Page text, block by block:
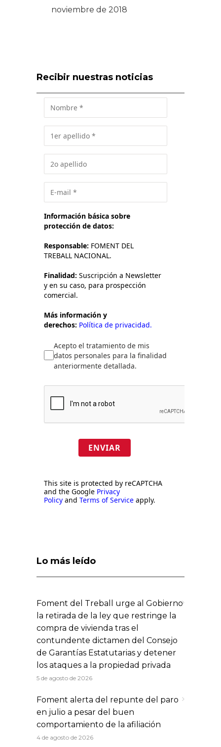
noviembre de 2018
Recibir nuestras noticias
Información básica sobre
protección de datos:
Responsable: FOMENT DEL
TREBALL NACIONAL.
Finalidad: Suscripción a Newsletter
y en su caso, para prospección
comercial.
Más información y
derechos: Política de privacidad.
Acepto el tratamiento de mis
datos personales para la finalidad
anteriormente detallada.
ENVIAR
This site is protected by reCAPTCHA
and the Google Privacy
Policy and Terms of Service apply.
Lo más leído
Foment del Treball urge al Gobierno
la retirada de la ley que restringe la
compra de vivienda tras el
contundente dictamen del Consejo
de Garantías Estatutarias y detener
los ataques a la propiedad privada
5 de agosto de 2026
Foment alerta del repunte del paro
en julio a pesar del buen
comportamiento de la afiliación
4 de agosto de 2026